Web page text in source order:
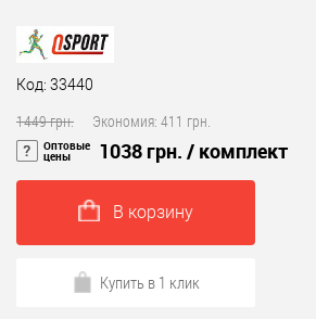
Код: 33440
1449 грн. Экономия: 411 грн.
Оптовые
цены 1038 грн. / комплект
В корзину
Купить в 1 клик